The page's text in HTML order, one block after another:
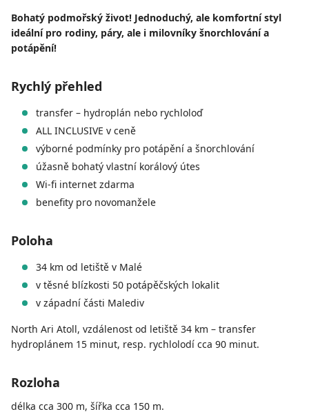
Bohatý podmořský život! Jednoduchý, ale komfortní styl
ideální pro rodiny, páry, ale i milovníky šnorchlování a
potápění!
Rychlý přehled
transfer – hydroplán nebo rychloloď
ALL INCLUSIVE v ceně
výborné podmínky pro potápění a šnorchlování
úžasně bohatý vlastní korálový útes
Wi-fi internet zdarma
benefity pro novomanžele
Poloha
34 km od letiště v Malé
v těsné blízkosti 50 potápěčských lokalit
v západní části Malediv
North Ari Atoll, vzdálenost od letiště 34 km – transfer
hydroplánem 15 minut, resp. rychlolodí cca 90 minut.
Rozloha
délka cca 300 m, šířka cca 150 m.